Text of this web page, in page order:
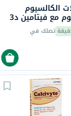
الكالسيوم
والمغنيسيوم مع فيتامين د3
العظام حزمة من
تصلك في